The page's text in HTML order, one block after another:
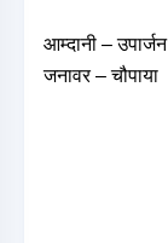
आम्दानी – उपार्जन
जनावर – चौपाया